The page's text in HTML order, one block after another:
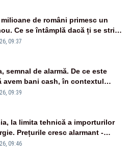
milioane de români primesc un
Ce se întâmplă dacă ți se strică
09:37
semnal de alarmă. De ce este
avem bani cash, în contextul
09:39
la limita tehnică a importurilor
Prețurile cresc alarmant -
Realitatea Plus
09:46